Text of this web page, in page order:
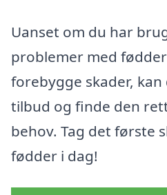
Uanset om du har
problemer med
forebygge skader,
tilbud og finde den
behov. Tag det første
fødder i dag!